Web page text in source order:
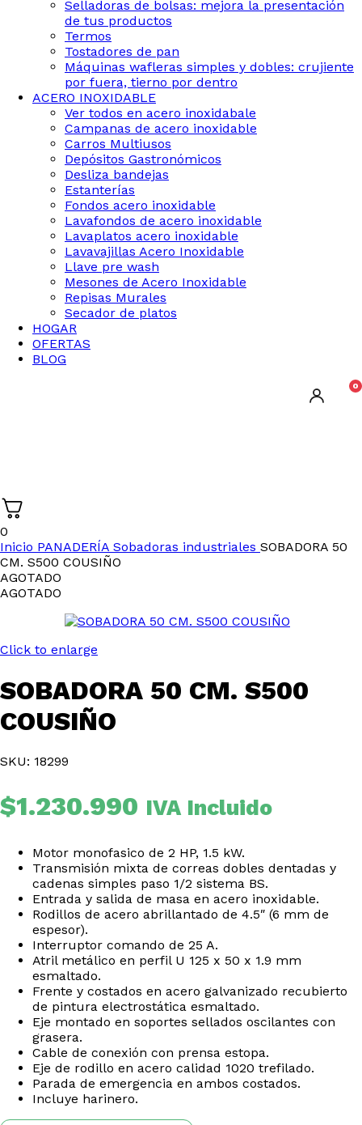
Selladoras de bolsas: mejora la presentación
de tus productos
Termos
Tostadores de pan
Máquinas wafleras simples y dobles: crujiente
por fuera, tierno por dentro
ACERO INOXIDABLE
Ver todos en acero inoxidabale
Campanas de acero inoxidable
Carros Multiusos
Depósitos Gastronómicos
Desliza bandejas
Estanterías
Fondos acero inoxidable
Lavafondos de acero inoxidable
Lavaplatos acero inoxidable
Lavavajillas Acero Inoxidable
Llave pre wash
Mesones de Acero Inoxidable
Repisas Murales
Secador de platos
HOGAR
OFERTAS
BLOG
0
0
Inicio PANADERÍA Sobadoras industriales SOBADORA 50
CM. S500 COUSIÑO
AGOTADO
AGOTADO
Click to enlarge
SOBADORA 50 CM. S500
COUSIÑO
SKU: 18299
$1.230.990 IVA Incluido
Motor monofasico de 2 HP, 1.5 kW.
Transmisión mixta de correas dobles dentadas y
cadenas simples paso 1/2 sistema BS.
Entrada y salida de masa en acero inoxidable.
Rodillos de acero abrillantado de 4.5″ (6 mm de
espesor).
Interruptor comando de 25 A.
Atril metálico en perfil U 125 x 50 x 1.9 mm
esmaltado.
Frente y costados en acero galvanizado recubierto
de pintura electrostática esmaltado.
Eje montado en soportes sellados oscilantes con
grasera.
Cable de conexión con prensa estopa.
Eje de rodillo en acero calidad 1020 trefilado.
Parada de emergencia en ambos costados.
Incluye harinero.